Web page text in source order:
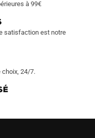
à 99€
satisfaction est notre
choix, 24/7.